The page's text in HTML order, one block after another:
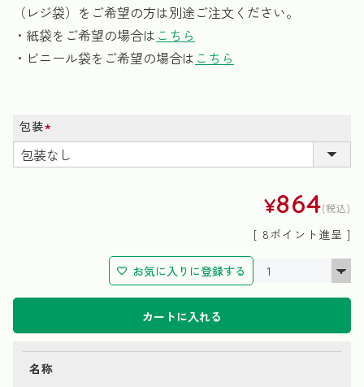
（レジ袋）をご希望の方は別途ご注文ください。
・紙袋をご希望の場合は こちら
・ビニール袋をご希望の場合は こちら
包装
(必
須)
¥864 税込
[ 8ポイント進呈 ]
お気に入りに登録する
カートに入れる
名称